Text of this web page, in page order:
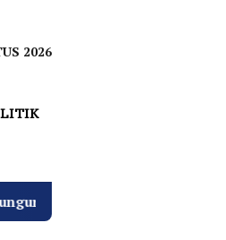
2026
Dukungan untuk Hj. Desi